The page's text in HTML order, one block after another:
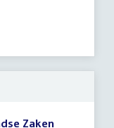
Zaken